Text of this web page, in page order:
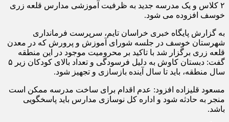
۲ کلاس و یک مدرسه جدید به ظرفیت آموزشی مدارس قلعه زری
خوسف افزوده می شود.
به گزارش پایگاه خبری خراسان تایم، سرپرست فرمانداری
شهرستان خوسف در جلسه شورای آموزش و پرورش که در معدن
قلعه زری برگزار شد با تاکید بر محرومیت موجود در این منطقه
گفت: دبستان کاوش به دلیل فرسودگی و تعداد بالای کودکان زیر ۵
سال منطقه، باید تا سال آینده بازسازی و تجهیز شود.
مسعود قلیزاده افزود: عدم اقدام برای ساخت مدرسه ممکن است
منجر به حادثه شود و اداره کل نوسازی مدارس باید پاسخگویی
باشد.